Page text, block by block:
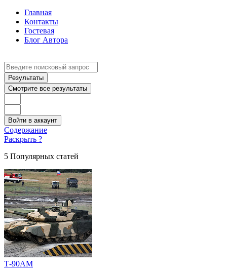
Главная
Контакты
Гостевая
Блог Автора
Search
...Результаты
Смотрите все результаты
Войти в аккаунт
Содержание
Раскрыть ?
5 Популярных статей
Т-90АМ